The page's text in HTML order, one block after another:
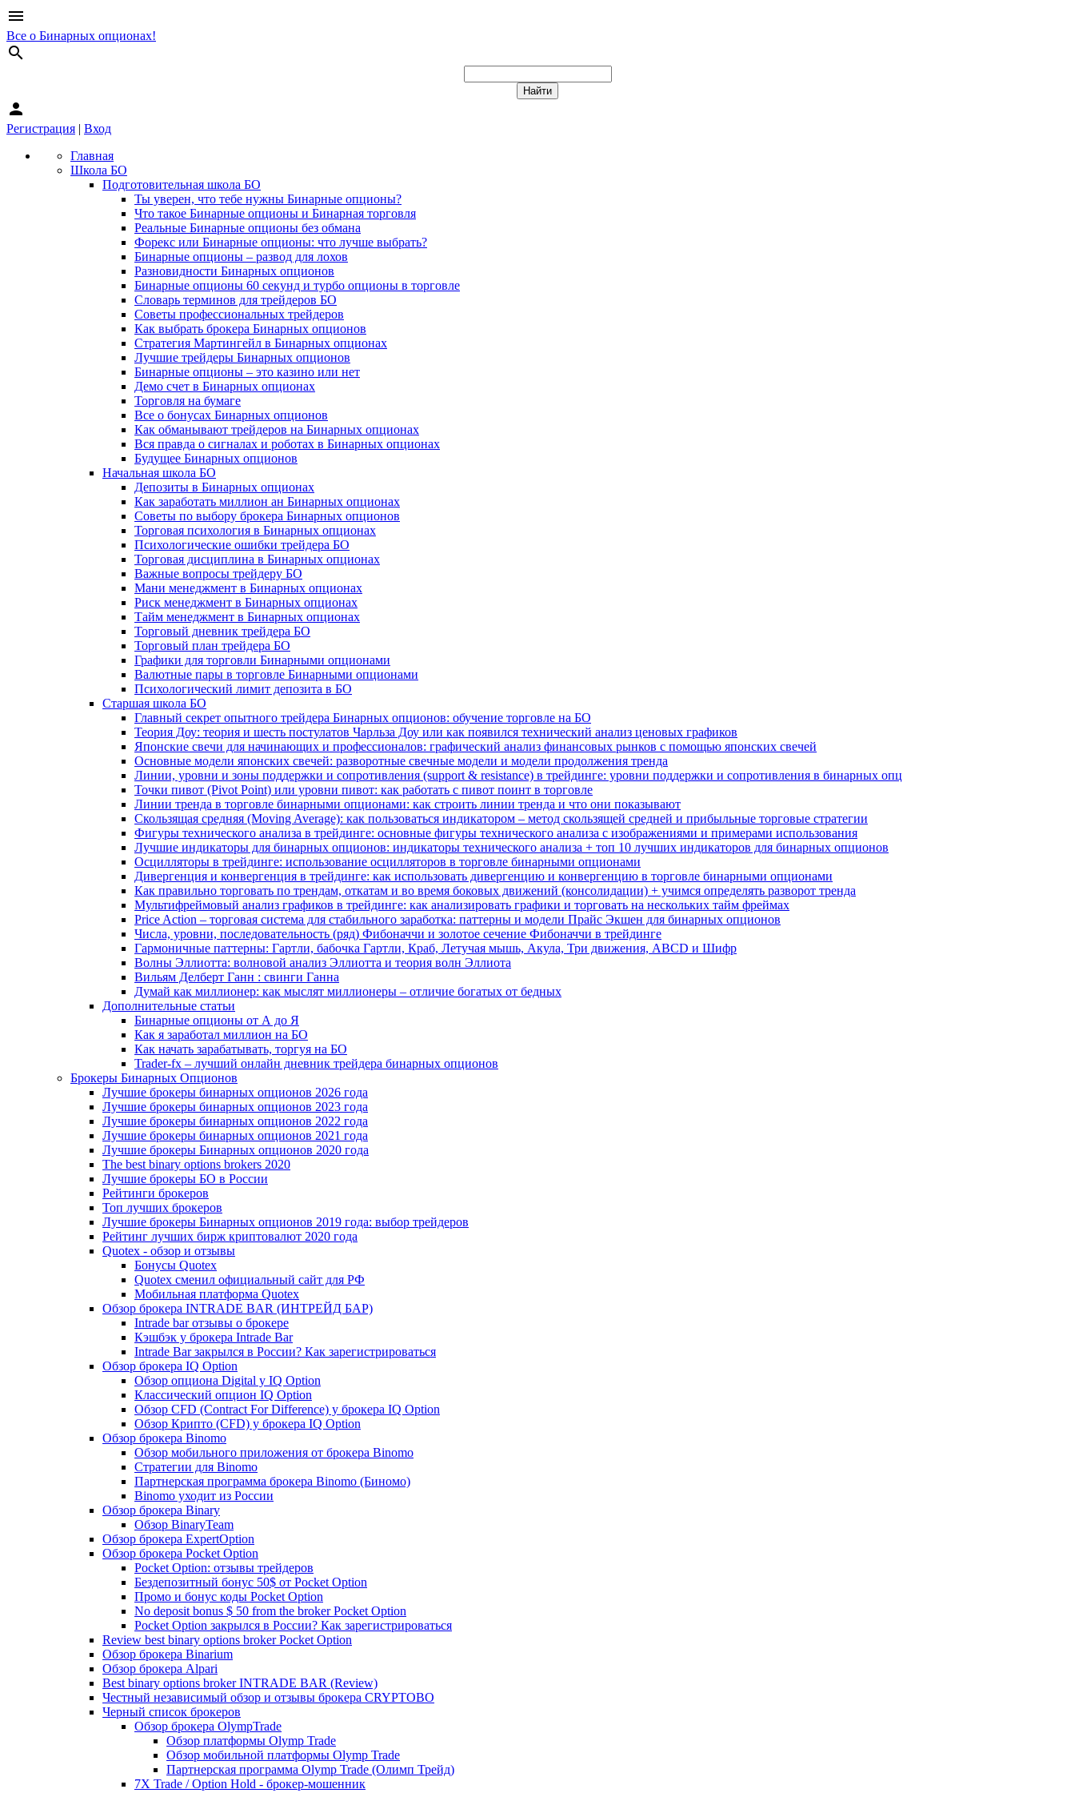
menu
Все о Бинарных опционах!
search
person
Регистрация | Вход
Главная
Школа БО
Подготовительная школа БО
Ты уверен, что тебе нужны Бинарные опционы?
Что такое Бинарные опционы и Бинарная торговля
Реальные Бинарные опционы без обмана
Форекс или Бинарные опционы: что лучше выбрать?
Бинарные опционы – развод для лохов
Разновидности Бинарных опционов
Бинарные опционы 60 секунд и турбо опционы в торговле
Словарь терминов для трейдеров БО
Советы профессиональных трейдеров
Как выбрать брокера Бинарных опционов
Стратегия Мартингейл в Бинарных опционах
Лучшие трейдеры Бинарных опционов
Бинарные опционы – это казино или нет
Демо счет в Бинарных опционах
Торговля на бумаге
Все о бонусах Бинарных опционов
Как обманывают трейдеров на Бинарных опционах
Вся правда о сигналах и роботах в Бинарных опционах
Будущее Бинарных опционов
Начальная школа БО
Депозиты в Бинарных опционах
Как заработать миллион ан Бинарных опционах
Советы по выбору брокера Бинарных опционов
Торговая психология в Бинарных опционах
Психологические ошибки трейдера БО
Торговая дисциплина в Бинарных опционах
Важные вопросы трейдеру БО
Мани менеджмент в Бинарных опционах
Риск менеджмент в Бинарных опционах
Тайм менеджмент в Бинарных опционах
Торговый дневник трейдера БО
Торговый план трейдера БО
Графики для торговли Бинарными опционами
Валютные пары в торговле Бинарными опционами
Психологический лимит депозита в БО
Старшая школа БО
Главный секрет опытного трейдера Бинарных опционов: обучение торговле на БО
Теория Доу: теория и шесть постулатов Чарльза Доу или как появился технический анализ ценовых графиков
Японские свечи для начинающих и профессионалов: графический анализ финансовых рынков с помощью японских свечей
Основные модели японских свечей: разворотные свечные модели и модели продолжения тренда
Линии, уровни и зоны поддержки и сопротивления (support & resistance) в трейдинге: уровни поддержки и сопротивления в бинарных опц
Точки пивот (Pivot Point) или уровни пивот: как работать с пивот поинт в торговле
Линии тренда в торговле бинарными опционами: как строить линии тренда и что они показывают
Скользящая средняя (Moving Average): как пользоваться индикатором – метод скользящей средней и прибыльные торговые стратегии
Фигуры технического анализа в трейдинге: основные фигуры технического анализа с изображениями и примерами использования
Лучшие индикаторы для бинарных опционов: индикаторы технического анализа + топ 10 лучших индикаторов для бинарных опционов
Осцилляторы в трейдинге: использование осцилляторов в торговле бинарными опционами
Дивергенция и конвергенция в трейдинге: как использовать дивергенцию и конвергенцию в торговле бинарными опционами
Как правильно торговать по трендам, откатам и во время боковых движений (консолидации) + учимся определять разворот тренда
Мультифреймовый анализ графиков в трейдинге: как анализировать графики и торговать на нескольких тайм фреймах
Price Action – торговая система для стабильного заработка: паттерны и модели Прайс Экшен для бинарных опционов
Числа, уровни, последовательность (ряд) Фибоначчи и золотое сечение Фибоначчи в трейдинге
Гармоничные паттерны: Гартли, бабочка Гартли, Краб, Летучая мышь, Акула, Три движения, ABCD и Шифр
Волны Эллиотта: волновой анализ Эллиотта и теория волн Эллиота
Вильям Делберт Ганн : свинги Ганна
Думай как миллионер: как мыслят миллионеры – отличие богатых от бедных
Дополнительные статьи
Бинарные опционы от А до Я
Как я заработал миллион на БО
Как начать зарабатывать, торгуя на БО
Trader-fx – лучший онлайн дневник трейдера бинарных опционов
Брокеры Бинарных Опционов
Лучшие брокеры бинарных опционов 2026 года
Лучшие брокеры бинарных опционов 2023 года
Лучшие брокеры бинарных опционов 2022 года
Лучшие брокеры бинарных опционов 2021 года
Лучшие брокеры Бинарных опционов 2020 года
The best binary options brokers 2020
Лучшие брокеры БО в России
Рейтинги брокеров
Топ лучших брокеров
Лучшие брокеры Бинарных опционов 2019 года: выбор трейдеров
Рейтинг лучших бирж криптовалют 2020 года
Quotex - обзор и отзывы
Бонусы Quotex
Quotex сменил официальный сайт для РФ
Мобильная платформа Quotex
Обзор брокера INTRADE BAR (ИНТРЕЙД БАР)
Intrade bar отзывы о брокере
Кэшбэк у брокера Intrade Bar
Intrade Bar закрылся в России? Как зарегистрироваться
Обзор брокера IQ Option
Обзор опциона Digital у IQ Option
Классический опцион IQ Option
Обзор CFD (Contract For Difference) у брокера IQ Option
Обзор Крипто (CFD) у брокера IQ Option
Обзор брокера Binomo
Обзор мобильного приложения от брокера Binomo
Стратегии для Binomo
Партнерская программа брокера Binomo (Биномо)
Binomo уходит из России
Обзор брокера Binary
Обзор BinaryTeam
Обзор брокера ExpertOption
Обзор брокера Pocket Option
Pocket Option: отзывы трейдеров
Бездепозитный бонус 50$ от Pocket Option
Промо и бонус коды Pocket Option
No deposit bonus $ 50 from the broker Pocket Option
Pocket Option закрылся в России? Как зарегистрироваться
Review best binary options broker Pocket Option
Обзор брокера Binarium
Обзор брокера Alpari
Best binary options broker INTRADE BAR (Review)
Честный независимый обзор и отзывы брокера CRYPTOBO
Черный список брокеров
Обзор брокера OlympTrade
Обзор платформы Olymp Trade
Обзор мобильной платформы Olymp Trade
Партнерская программа Olymp Trade (Олимп Трейд)
7X Trade / Option Hold - брокер-мошенник